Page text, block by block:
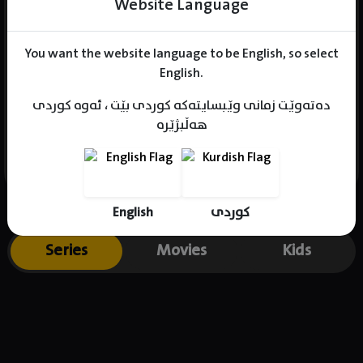
You want the website language to be English, so select
English.
دەتەوێت زمانی وێبسایتەکە کوردی بێت ، ئەوە کوردی
هەڵبژێرە
English کوردی
Name : Park Jin-Woo
Born : 1973-03-20
Place of birth : South Korea
Series Movies Kids